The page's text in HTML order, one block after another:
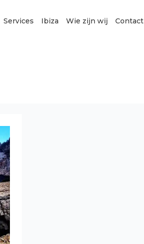
Services Ibiza Wie zijn wij Contact